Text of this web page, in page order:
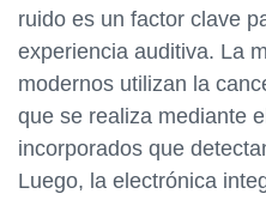
ruido es un factor clave
experiencia auditiva. La
modernos utilizan la
que se realiza mediante
incorporados que
Luego, la electrónica